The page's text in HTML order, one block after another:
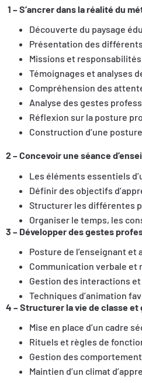
1 –S’ancrer dans la réalité du
Découverte du paysage
Présentation des
Missions et
Témoignages et analyses
Compréhension des
Analyse des gestes
Réflexion sur la posture
Construction d’une
2 – Concevoir une séance
Les éléments essentiels
Définir des objectifs
Structurer les différentes
Organiser le temps, les
3 – Développer des gestes
Posture de l’enseignant
Communication verbale et
Gestion des interactions
Techniques d’animation
4 – Structurer la vie de classe et
Mise en place d’un cadre
Rituels et règles de
Gestion des
Maintien d’un climat